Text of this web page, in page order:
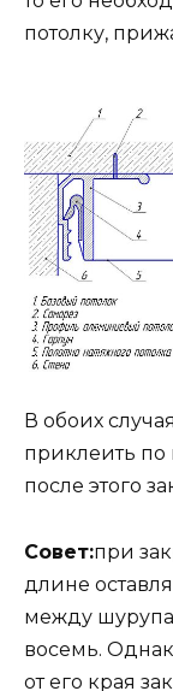
потолку,
В обоих
приклеить по
после этого
Совет:при
длине
между
восемь.
от его края